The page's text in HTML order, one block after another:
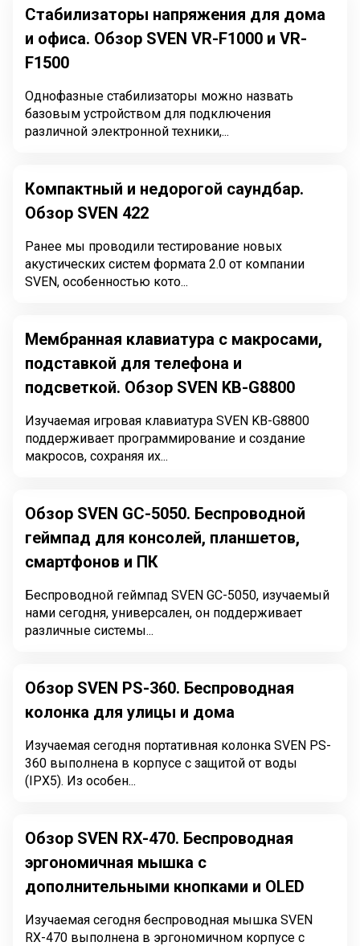
Стабилизаторы напряжения для дома
и офиса. Обзор SVEN VR-F1000 и VR-
F1500
Однофазные стабилизаторы можно назвать
базовым устройством для подключения
различной электронной техники,...
Компактный и недорогой саундбар.
Обзор SVEN 422
Ранее мы проводили тестирование новых
акустических систем формата 2.0 от компании
SVEN, особенностью кото...
Мембранная клавиатура с макросами,
подставкой для телефона и
подсветкой. Обзор SVEN KB-G8800
Изучаемая игровая клавиатура SVEN KB-G8800
поддерживает программирование и создание
макросов, сохраняя их...
Обзор SVEN GC-5050. Беспроводной
геймпад для консолей, планшетов,
смартфонов и ПК
Беспроводной геймпад SVEN GC-5050, изучаемый
нами сегодня, универсален, он поддерживает
различные системы...
Обзор SVEN PS-360. Беспроводная
колонка для улицы и дома
Изучаемая сегодня портативная колонка SVEN PS-
360 выполнена в корпусе с защитой от воды
(IPX5). Из особен...
Обзор SVEN RX-470. Беспроводная
эргономичная мышка с
дополнительными кнопками и OLED
Изучаемая сегодня беспроводная мышка SVEN
RX-470 выполнена в эргономичном корпусе с